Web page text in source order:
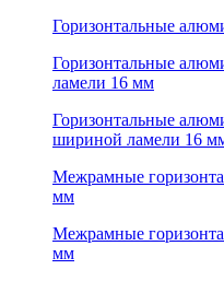
Горизонтальные
Горизонтальные
ламели 16 мм
Горизонтальные
шириной ламели 16
Межрамные
мм
Межрамные
мм